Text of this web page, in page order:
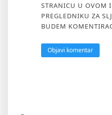
STRANICU U OVOM
PREGLEDNIKU ZA
BUDEM